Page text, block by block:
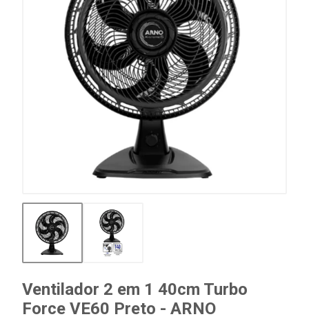
Ventilador 2 em 1 40cm Turbo
Force VE60 Preto - ARNO